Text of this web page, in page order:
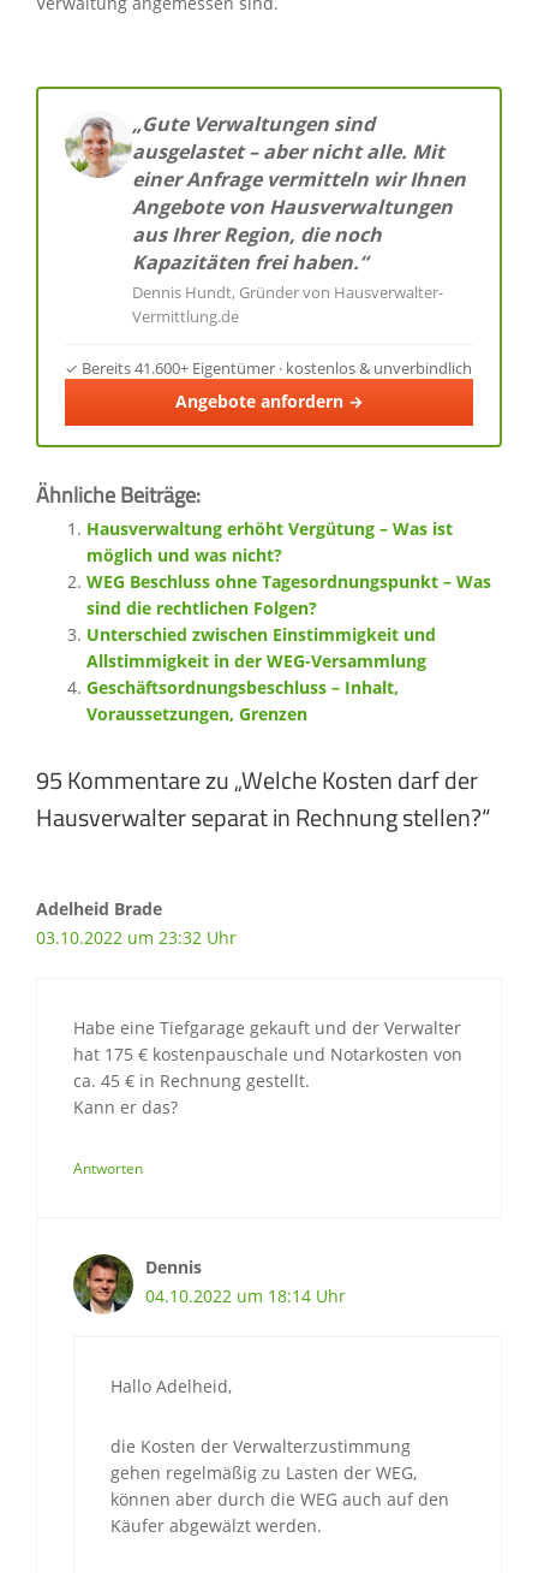
„Gute Verwaltungen sind
ausgelastet – aber nicht alle. Mit
einer Anfrage vermitteln wir Ihnen
Angebote von Hausverwaltungen
aus Ihrer Region, die noch
Kapazitäten frei haben.“
Dennis Hundt, Gründer von Hausverwalter-
Vermittlung.de
✓ Bereits 41.600+ Eigentümer · kostenlos & unverbindlich
Angebote anfordern →
Ähnliche Beiträge:
Hausverwaltung erhöht Vergütung – Was ist
möglich und was nicht?
WEG Beschluss ohne Tagesordnungspunkt – Was
sind die rechtlichen Folgen?
Unterschied zwischen Einstimmigkeit und
Allstimmigkeit in der WEG-Versammlung
Geschäftsordnungsbeschluss – Inhalt,
Voraussetzungen, Grenzen
95 Kommentare zu „Welche Kosten darf der
Hausverwalter separat in Rechnung stellen?“
Adelheid Brade
03.10.2022 um 23:32 Uhr
Habe eine Tiefgarage gekauft und der Verwalter
hat 175 € kostenpauschale und Notarkosten von
ca. 45 € in Rechnung gestellt.
Kann er das?
Antworten
Dennis
04.10.2022 um 18:14 Uhr
Hallo Adelheid,
die Kosten der Verwalterzustimmung
gehen regelmäßig zu Lasten der WEG,
können aber durch die WEG auch auf den
Käufer abgewälzt werden.